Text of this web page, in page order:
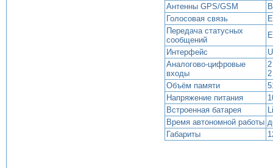
Антенны GPS/GSM
Голосовая связь
Передача статусных
сообщений
Интерфейс
Аналогово-цифровые
входы
Объём памяти
Напряжение питания
Встроенная батарея
Время автономной работы
Габариты